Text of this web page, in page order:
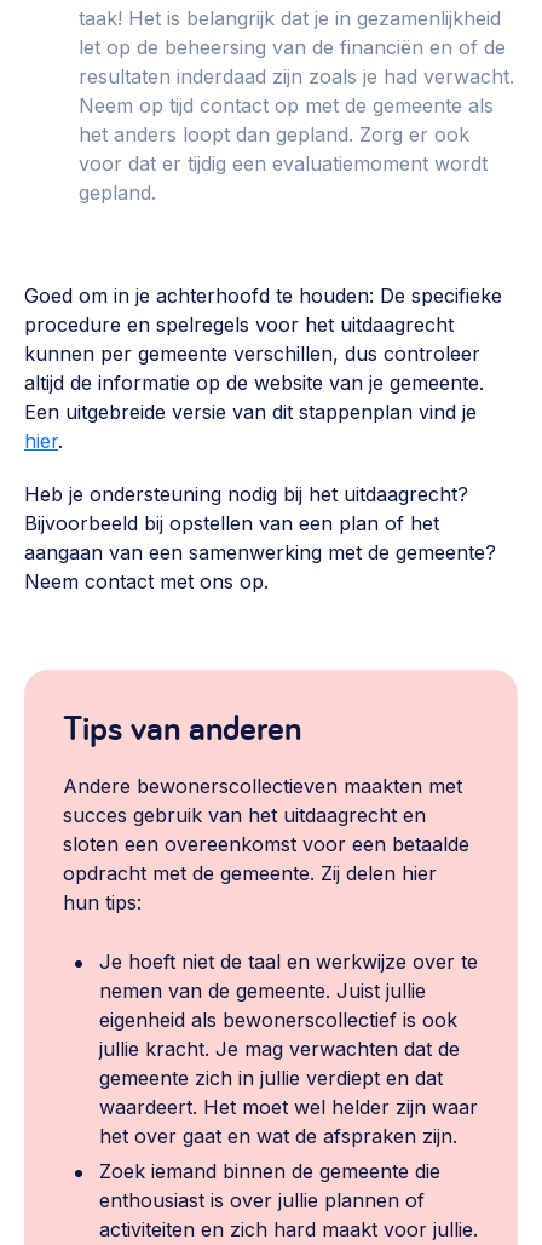
taak! Het is belangrijk dat je in gezamenlijkheid
let op de beheersing van de financiën en of de
resultaten inderdaad zijn zoals je had verwacht.
Neem op tijd contact op met de gemeente als
het anders loopt dan gepland. Zorg er ook
voor dat er tijdig een evaluatiemoment wordt
gepland.
Goed om in je achterhoofd te houden: De specifieke
procedure en spelregels voor het uitdaagrecht
kunnen per gemeente verschillen, dus controleer
altijd de informatie op de website van je gemeente.
Een uitgebreide versie van dit stappenplan vind je
hier.
Heb je ondersteuning nodig bij het uitdaagrecht?
Bijvoorbeeld bij opstellen van een plan of het
aangaan van een samenwerking met de gemeente?
Neem contact met ons op.
Tips van anderen
Andere bewonerscollectieven maakten met
succes gebruik van het uitdaagrecht en
sloten een overeenkomst voor een betaalde
opdracht met de gemeente. Zij delen hier
hun tips:
Je hoeft niet de taal en werkwijze over te
nemen van de gemeente. Juist jullie
eigenheid als bewonerscollectief is ook
jullie kracht. Je mag verwachten dat de
gemeente zich in jullie verdiept en dat
waardeert. Het moet wel helder zijn waar
het over gaat en wat de afspraken zijn.
Zoek iemand binnen de gemeente die
enthousiast is over jullie plannen of
activiteiten en zich hard maakt voor jullie.